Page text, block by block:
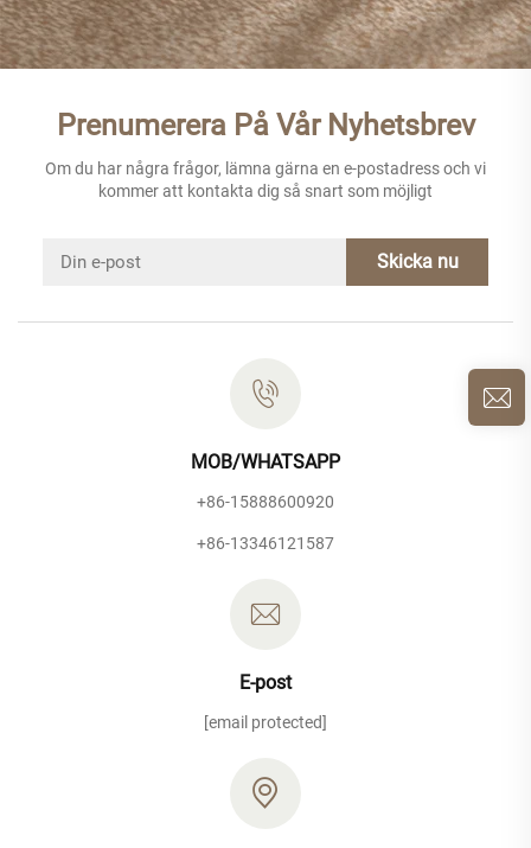
Prenumerera På Vår Nyhetsbrev
Om du har några frågor, lämna gärna en e-postadress och vi
kommer att kontakta dig så snart som möjligt
Skicka nu
MOB/WHATSAPP
+86-15888600920
+86-13346121587
E-post
[email protected]